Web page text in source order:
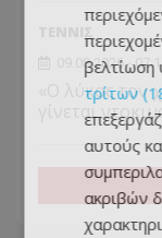
09.08.2026 -
«Ο λύκος τον
γίνεται
βελτίωση
τρίτων
αυτούς
ακριβών